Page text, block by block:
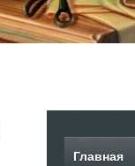
Главная